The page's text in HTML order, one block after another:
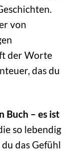
von
der Worte
das du
Buch – es ist
so lebendig
das Gefühl